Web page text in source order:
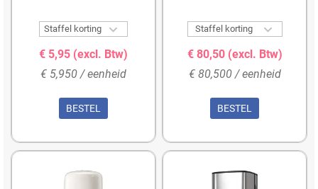
Staffel korting 
€ 5,95 (excl. Btw)
€ 5,950 / eenheid
BESTEL
Staffel korting 
€ 80,50 (excl. Btw)
€ 80,500 / eenheid
BESTEL